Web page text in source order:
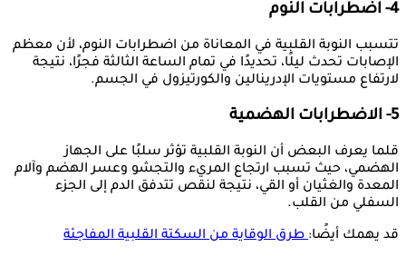
4- اضطرابات النوم
تتسبب النوبة القلبية في المعاناة من اضطرابات النوم، لأن معظم
الإصابات تحدث ليلًا، تحديدًا في تمام الساعة الثالثة فجرًا، نتيجة
لارتفاع مستويات الإدرينالين والكورتيزول في الجسم.
5- الاضطرابات الهضمية
قلما يعرف البعض أن النوبة القلبية تؤثر سلبًا على الجهاز
الهضمي، حيث تسبب ارتجاع المريء والتجشو وعسر الهضم وآلام
المعدة والغثيان أو القي، نتيجة لنقص تتدفق الدم إلى الجزء
السفلي من القلب.
قد يهمك أيضًا:طرق الوقاية من السكتة القلبية المفاجئة